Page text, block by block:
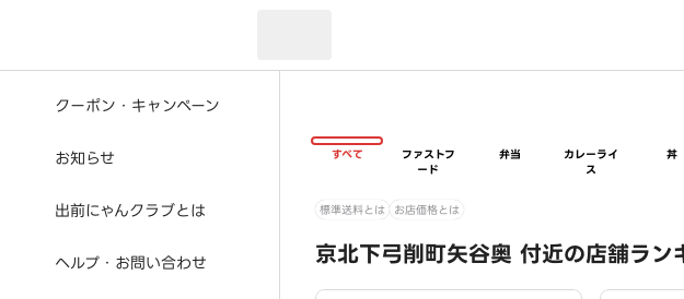
クーポン・キャンペーン
お知らせ
出前にゃんクラブとは
ヘルプ・お問い合わせ
すべて
ファストフ
ード
弁当
カレーライ
ス
丼
標準送料とは お店価格とは
京北下弓削町矢谷奥 付近の店舗ラン